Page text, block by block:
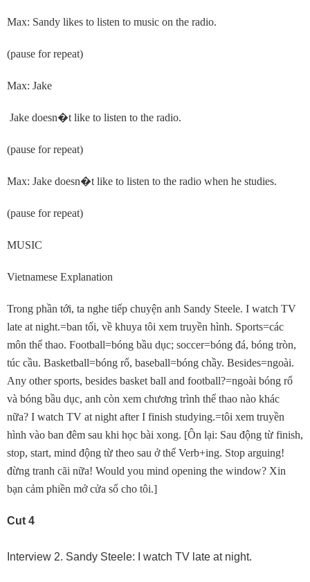
Max: Sandy likes to listen to music on the radio.
(pause for repeat)
Max: Jake
Jake doesn�t like to listen to the radio.
(pause for repeat)
Max: Jake doesn�t like to listen to the radio when he studies.
(pause for repeat)
MUSIC
Vietnamese Explanation
Trong phần tới, ta nghe tiếp chuyện anh Sandy Steele. I watch TV
late at night.=ban tối, về khuya tôi xem truyền hình. Sports=các
môn thể thao. Football=bóng bầu dục; soccer=bóng đá, bóng tròn,
túc cầu. Basketball=bóng rổ, baseball=bóng chầy. Besides=ngoài.
Any other sports, besides basket ball and football?=ngoài bóng rổ
và bóng bầu dục, anh còn xem chương trình thể thao nào khác
nữa? I watch TV at night after I finish studying.=tôi xem truyền
hình vào ban đêm sau khi học bài xong. [Ôn lại: Sau động từ finish,
stop, start, mind động từ theo sau ở thể Verb+ing. Stop arguing!
đừng tranh cãi nữa! Would you mind opening the window? Xin
bạn cảm phiền mở cửa sổ cho tôi.]
Cut 4
Interview 2. Sandy Steele: I watch TV late at night.